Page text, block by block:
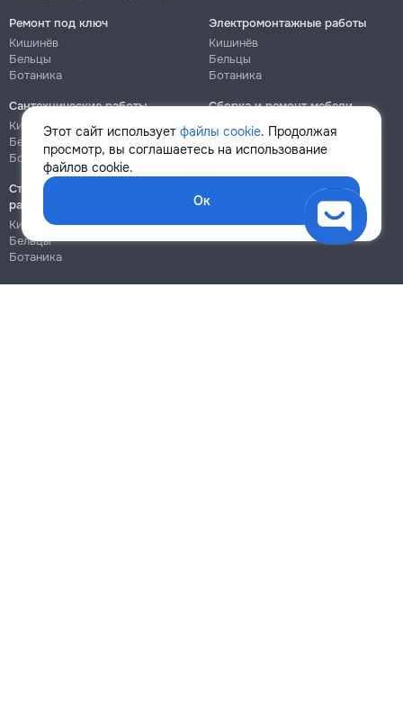
Этот сайт использует файлы cookie. Продолжая
просмотр, вы соглашаетесь на использование
файлов cookie.
Ок
Ремонт под ключ
Кишинёв
Бельцы
Ботаника
Электромонтажные работы
Кишинёв
Бельцы
Ботаника
Сантехнические работы
Кишинёв
Бельцы
Ботаника
Сборка и ремонт мебели
Кишинёв
Ботаника
Строительно-монтажные
работы
Кишинёв
Бельцы
Ботаника